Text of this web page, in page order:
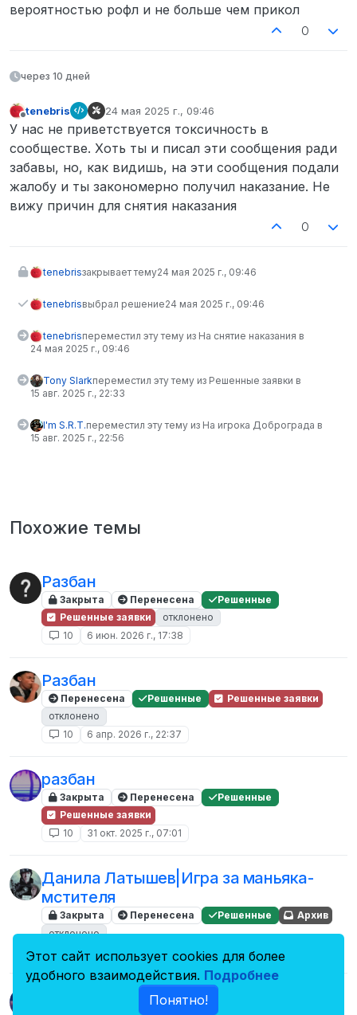
вероятностью рофл и не больше чем прикол
0
через 10 дней
tenebris 24 мая 2025 г., 09:46
отредактировано
У нас не приветствуется токсичность в
сообществе. Хоть ты и писал эти сообщения ради
забавы, но, как видишь, на эти сообщения подали
жалобу и ты закономерно получил наказание. Не
вижу причин для снятия наказания
0
tenebrisзакрывает тему24 мая 2025 г., 09:46
tenebrisвыбрал решение24 мая 2025 г., 09:46
tenebrisпереместил эту тему из На снятие наказания в
24 мая 2025 г., 09:46
Tony Slarkпереместил эту тему из Решенные заявки в
15 авг. 2025 г., 22:33
I'm S.R.T.переместил эту тему из На игрока Доброграда в
15 авг. 2025 г., 22:56
Похожие темы
Разбан
Закрыта Перенесена
Решенные
Решенные заявки
отклонено
10
6 июн. 2026 г., 17:38
Разбан
Перенесена Решенные
Решенные заявки
отклонено
10
6 апр. 2026 г., 22:37
разбан
Закрыта Перенесена
Решенные
Решенные заявки
10
31 окт. 2025 г., 07:01
Данила Латышев|Игра за маньяка-
мстителя
Закрыта Перенесена Решенные
Архив
отклонено
Этот сайт использует cookies для более
удобного взаимодействия. Подробнее
Понятно!